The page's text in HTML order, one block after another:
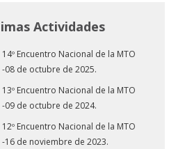
Actividades
14º Encuentro Nacional de la MTO
-08 de octubre de 2025.
13º Encuentro Nacional de la MTO
-09 de octubre de 2024.
12º Encuentro Nacional de la MTO
-16 de noviembre de 2023.